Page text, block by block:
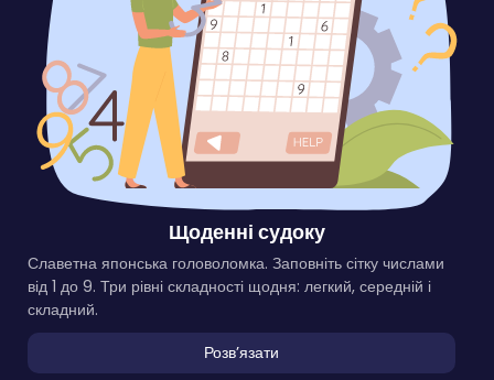
Щоденні судоку
Славетна японська головоломка. Заповніть сітку числами
від 1 до 9. Три рівні складності щодня: легкий, середній і
складний.
Розвʼязати